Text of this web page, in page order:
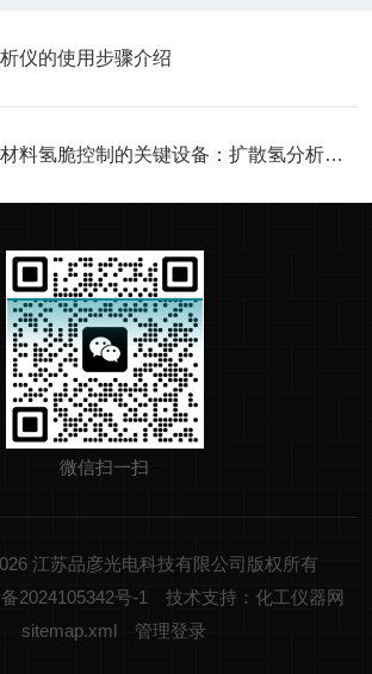
仪的使用步骤介绍
实现材料氢脆控制的关键设备：扩散氢分析仪解析
微信扫一扫
江苏品彦光电科技有限公司版权所有
2024105342号-1
技术支持：化工仪器网
sitemap.xml
管理登录